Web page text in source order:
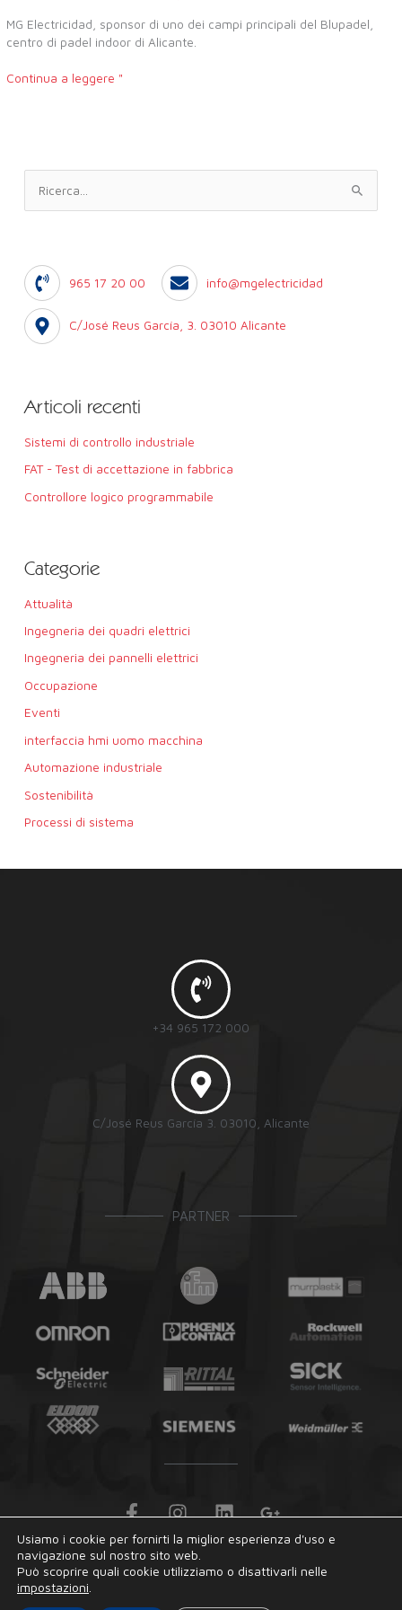
MG Electricidad, sponsor di uno dei campi principali del Blupadel,
centro di padel indoor di Alicante.
Continua a leggere "
a
:
965 17 20 00 info@mgelectricidad
C/José Reus García, 3. 03010 Alicante
Articoli recenti
Sistemi di controllo industriale
FAT - Test di accettazione in fabbrica
Controllore logico programmabile
Categorie
Attualità
Ingegneria dei quadri elettrici
Ingegneria dei pannelli elettrici
Occupazione
Eventi
interfaccia hmi uomo macchina
Automazione industriale
Sostenibilità
Processi di sistema
+34 965 172 000
C/José Reus García 3. 03010, Alicante
PARTNER
F
a
c
e
b
o
I
n
s
t
a
g
L
i
n
k
e
d
G
o
o
g
l
e
© 2026 MG Electricidad | Tutti i diritti riservati.
Usiamo i cookie per fornirti la miglior esperienza d'uso e
navigazione sul nostro sito web.
Può scoprire quali cookie utilizziamo o disattivarli nelle
impostazioni